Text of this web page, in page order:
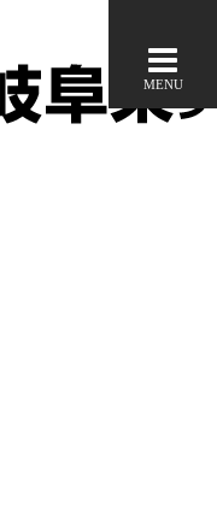
MENU